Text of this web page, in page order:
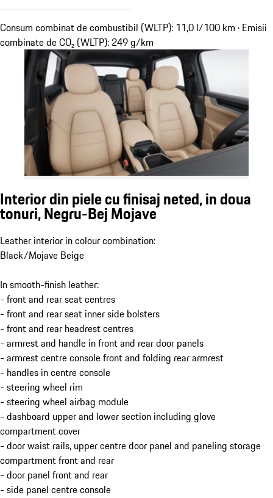
Consum combinat de combustibil (WLTP): 11,0 l/100 km · Emisii
combinate de CO₂ (WLTP): 249 g/km
Interior din piele cu finisaj neted, in doua
tonuri, Negru-Bej Mojave
Leather interior in colour combination:
Black/Mojave Beige
In smooth-finish leather:
- front and rear seat centres
- front and rear seat inner side bolsters
- front and rear headrest centres
- armrest and handle in front and rear door panels
- armrest centre console front and folding rear armrest
- handles in centre console
- steering wheel rim
- steering wheel airbag module
- dashboard upper and lower section including glove
compartment cover
- door waist rails, upper centre door panel and paneling storage
compartment front and rear
- door panel front and rear
- side panel centre console